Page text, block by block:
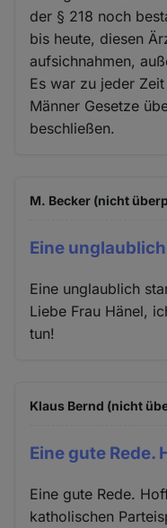
der § 218 noch
bis heute, diesen
aufsichnahmen,
Es war zu jeder
Männer Gesetze
beschließen.
M. Becker (nicht
Eine
Eine unglaublich
Liebe Frau Hänel,
tun!
Klaus Bernd (nicht
Eine gute Rede.
Eine gute Rede.
katholischen